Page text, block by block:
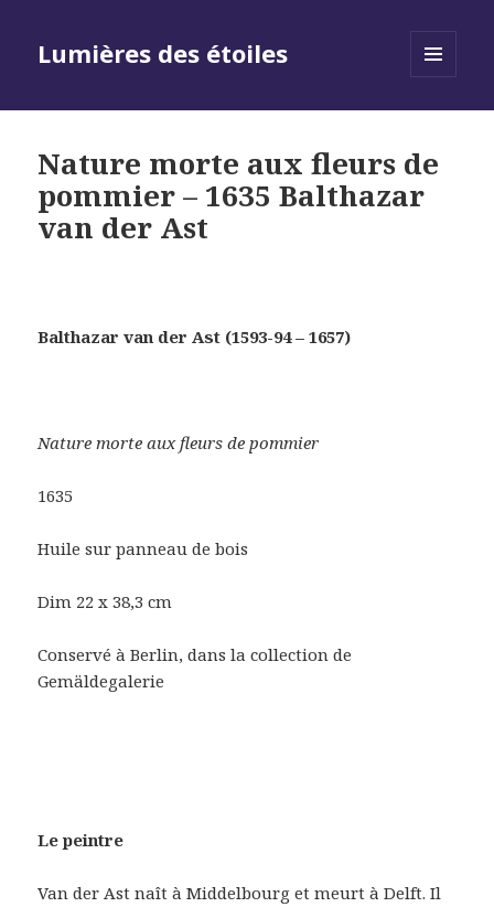
Lumières des étoiles
Nature morte aux fleurs de
pommier – 1635 Balthazar
van der Ast
Balthazar van der Ast (1593-94 – 1657)
Nature morte aux fleurs de pommier
1635
Huile sur panneau de bois
Dim 22 x 38,3 cm
Conservé à Berlin, dans la collection de
Gemäldegalerie
Le peintre
Van der Ast naît à Middelbourg et meurt à Delft. Il